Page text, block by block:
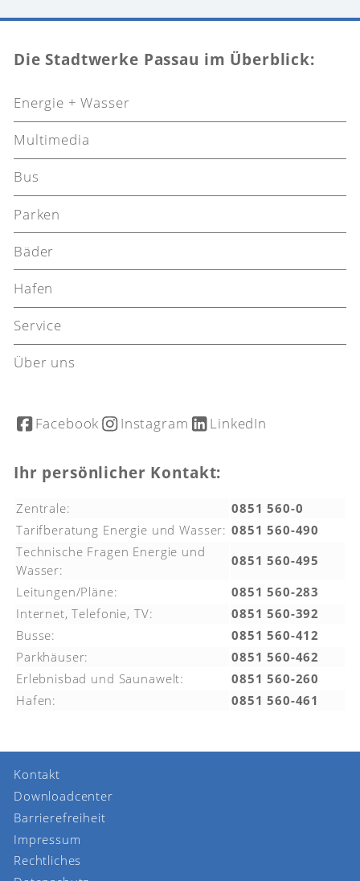
Die Stadtwerke Passau im Überblick:
Energie + Wasser
Multimedia
Bus
Parken
Bäder
Hafen
Service
Über uns
Facebook Instagram LinkedIn
Ihr persönlicher Kontakt:
Zentrale:
0851 560-0
Tarifberatung Energie und Wasser: 0851 560-490
Technische Fragen Energie und
Wasser:
0851 560-495
Leitungen/Pläne:
0851 560-283
Internet, Telefonie, TV:
0851 560-392
Busse:
0851 560-412
Parkhäuser:
0851 560-462
Erlebnisbad und Saunawelt:
0851 560-260
Hafen:
0851 560-461
Kontakt
Downloadcenter
Barrierefreiheit
Impressum
Rechtliches